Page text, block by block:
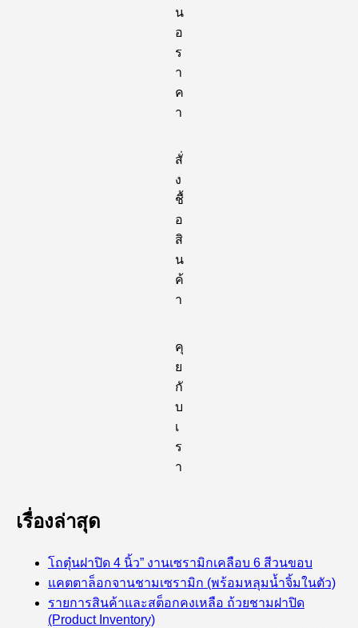
น
อ
ร
า
ค
า
สั่
ง
ชื้
อ
สิ
น
ค้
า
คุ
ย
กั
บ
เ
ร
า
เรื่องล่าสุด
โถตุ๋นฝาปิด 4 นิ้ว” งานเซรามิกเคลือบ 6 สีวนขอบ
แคตตาล็อกจานชามเซรามิก (พร้อมหลุมน้ำจิ้มในตัว)
รายการสินค้าและสต็อกคงเหลือ ถ้วยชามฝาปิด
(Product Inventory)